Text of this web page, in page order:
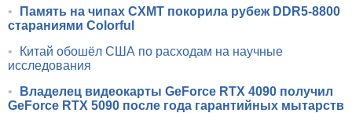
•
Память на чипах CXMT покорила рубеж DDR5-8800
стараниями Colorful
•
Китай обошёл США по расходам на научные
исследования
•
Владелец видеокарты GeForce RTX 4090 получил
GeForce RTX 5090 после года гарантийных мытарств